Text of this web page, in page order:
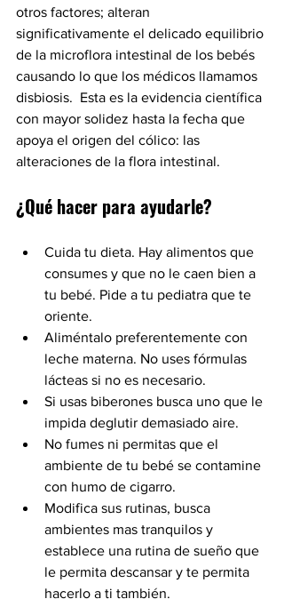
otros factores; alteran
significativamente el delicado equilibrio
de la microflora intestinal de los bebés
causando lo que los médicos llamamos
disbiosis.  Esta es la evidencia científica
con mayor solidez hasta la fecha que
apoya el origen del cólico: las
alteraciones de la flora intestinal.
¿Qué hacer para ayudarle?
Cuida tu dieta. Hay alimentos que
consumes y que no le caen bien a
tu bebé. Pide a tu pediatra que te
oriente.
Aliméntalo preferentemente con
leche materna. No uses fórmulas
lácteas si no es necesario.
Si usas biberones busca uno que le
impida deglutir demasiado aire.
No fumes ni permitas que el
ambiente de tu bebé se contamine
con humo de cigarro.
Modifica sus rutinas, busca
ambientes mas tranquilos y
establece una rutina de sueño que
le permita descansar y te permita
hacerlo a ti también.